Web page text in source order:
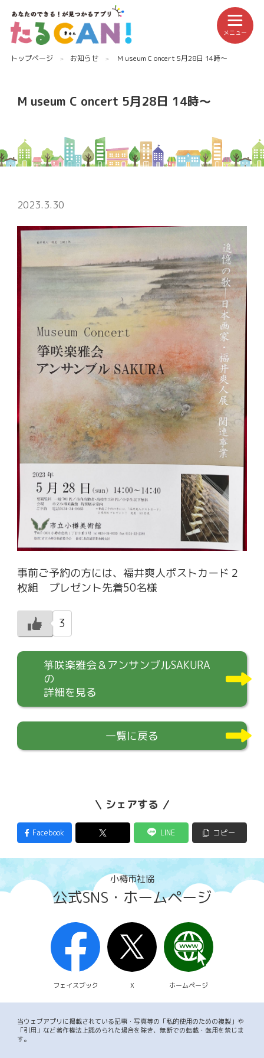
トップページ お知らせ M useum C oncert 5月28日 14時〜
M useum C oncert 5月28日 14時〜
2023.3.30
事前ご予約の方には、福井爽人ポストカード２
枚組 プレゼント先着50名様
3
箏咲楽雅会＆アンサンブルSAKURA
の
詳細を見る
一覧に戻る
シェアする
Facebook LINE コピー
小樽市社協
公式SNS・ホームページ
フェイスブック X ホームページ
当ウェブアプリに掲載されている記事・写真等の「私的使用のための複製」や
「引用」など著作権法上認められた場合を除き、無断での転載・転用を禁じま
す。
メニュー